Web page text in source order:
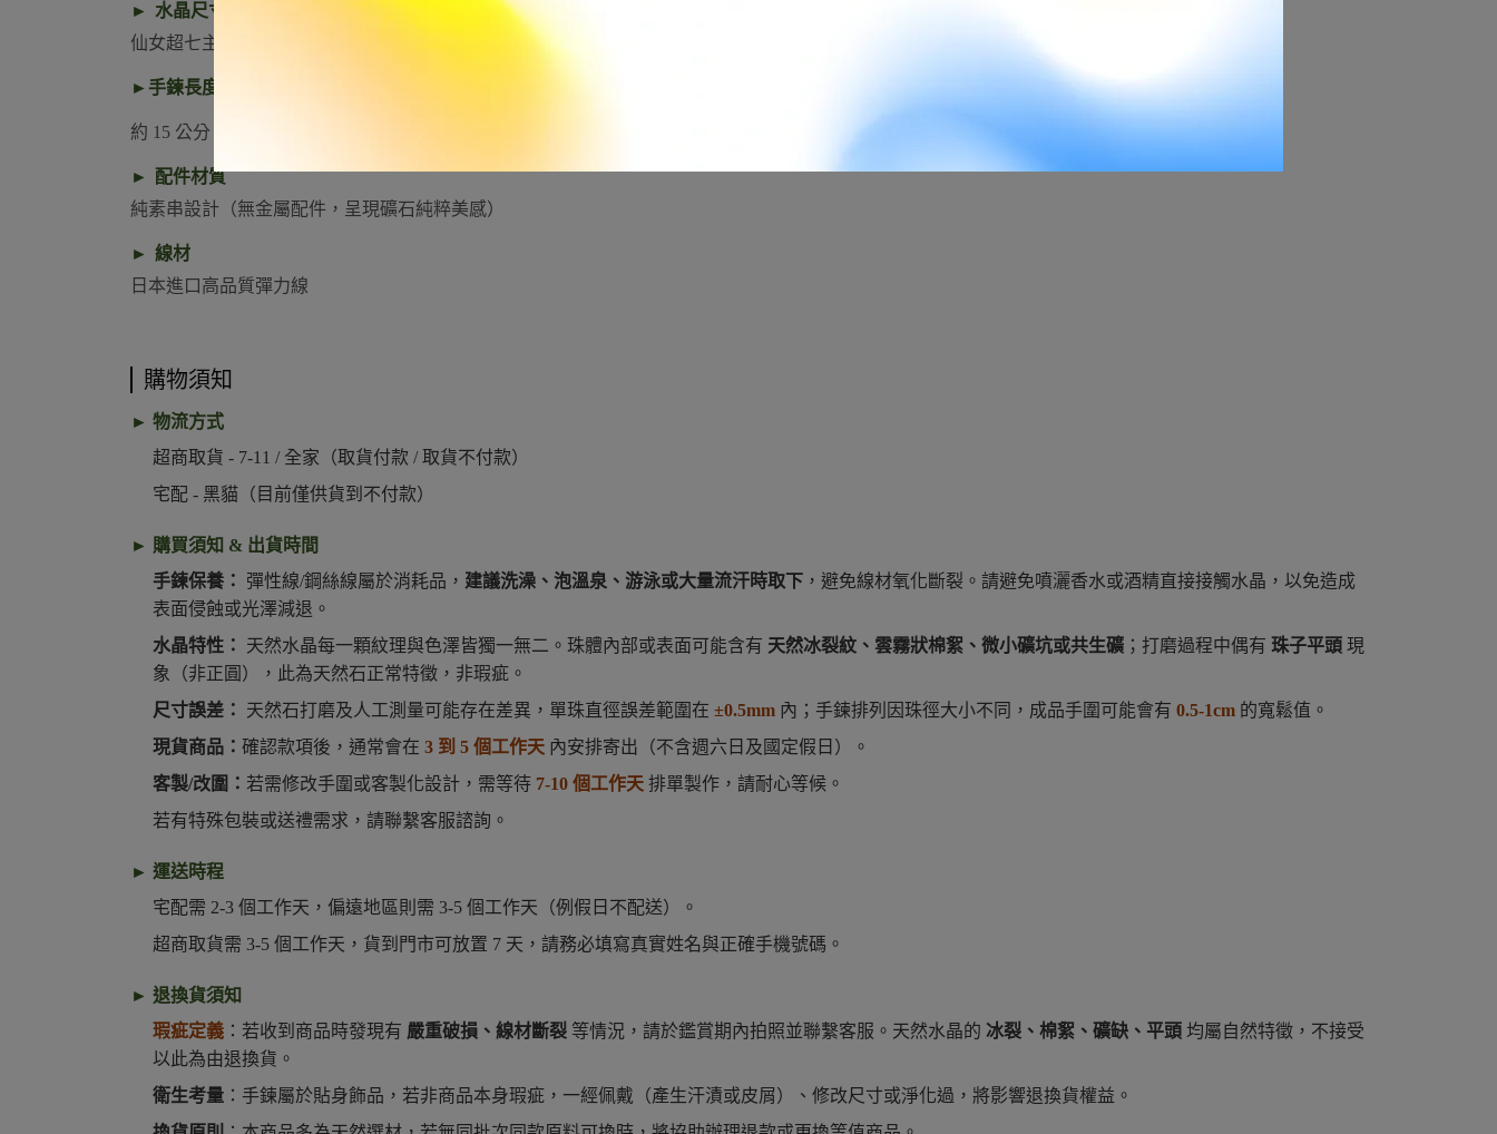
► 水晶尺寸
仙女超七主石：約 7 mm
►手鍊長度
約 15 公分
► 配件材質
純素串設計（無金屬配件，呈現礦石純粹美感）
► 線材
日本進口高品質彈力線
購物須知
► 物流方式
超商取貨 - 7-11 / 全家（取貨付款 / 取貨不付款）
宅配 - 黑貓（目前僅供貨到不付款）
► 購買須知 & 出貨時間
手鍊保養：
彈性線/鋼絲線屬於消耗品， 建議洗澡、泡溫泉、游泳或大量流汗時取下 ，避免線材氧化斷裂。請避免噴灑香水或酒精直接接觸水晶，以免造成
表面侵蝕或光澤減退。
水晶特性：
天然水晶每一顆紋理與色澤皆獨一無二。珠體內部或表面可能含有 天然冰裂紋、雲霧狀棉絮、微小礦坑或共生礦 ；打磨過程中偶有 珠子平頭 現
象（非正圓），此為天然石正常特徵，非瑕疵。
尺寸誤差：
天然石打磨及人工測量可能存在差異，單珠直徑誤差範圍在 ±0.5mm 內；手鍊排列因珠徑大小不同，成品手圍可能會有 0.5-1cm 的寬鬆值。
現貨商品： 確認款項後，通常會在 3 到 5 個工作天 內安排寄出（不含週六日及國定假日）。
客製/改圍： 若需修改手圍或客製化設計，需等待 7-10 個工作天 排單製作，請耐心等候。
若有特殊包裝或送禮需求，請聯繫客服諮詢。
► 運送時程
宅配需 2-3 個工作天，偏遠地區則需 3-5 個工作天（例假日不配送）。
超商取貨需 3-5 個工作天，貨到門市可放置 7 天，請務必填寫真實姓名與正確手機號碼。
► 退換貨須知
瑕疵定義 ：若收到商品時發現有 嚴重破損、線材斷裂 等情況，請於鑑賞期內拍照並聯繫客服。天然水晶的 冰裂、棉絮、礦缺、平頭 均屬自然特徵，不接受
以此為由退換貨。
衛生考量 ：手鍊屬於貼身飾品，若非商品本身瑕疵，一經佩戴（產生汗漬或皮屑）、修改尺寸或淨化過，將影響退換貨權益。